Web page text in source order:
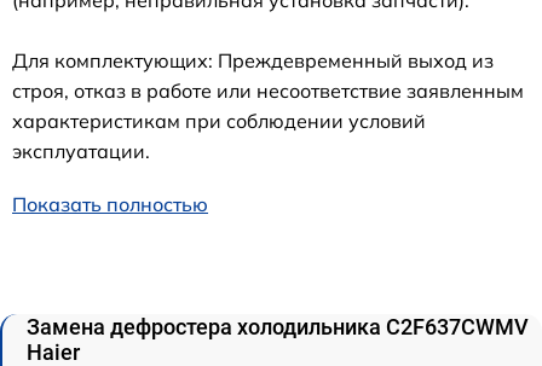
Для комплектующих: Преждевременный выход из
строя, отказ в работе или несоответствие заявленным
характеристикам при соблюдении условий
эксплуатации.
Показать полностью
Замена дефростера холодильника C2F637CWMV
Haier